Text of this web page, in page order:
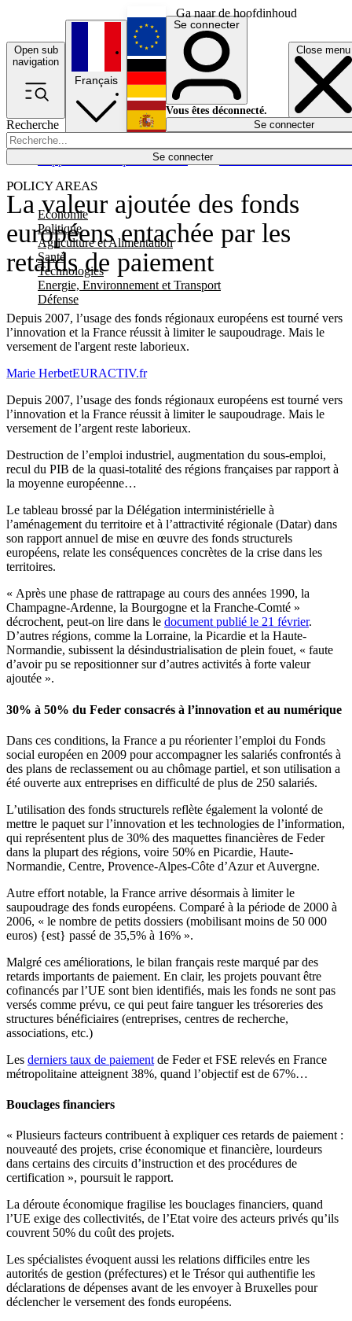
Ga naar de hoofdinhoud
Open sub
navigation
Close menu
Recherche
Se connecter
POLICY AREAS
Economie
Politique
Agriculture et Alimentation
Santé
Technologies
Energie, Environnement et Transport
Défense
Économie
Français
English
Deutsch
Español
Se connecter
Vous êtes déconnecté.
Se connecter
La valeur ajoutée des fonds
européens entachée par les
retards de paiement
Depuis 2007, l’usage des fonds régionaux européens est tourné vers
l’innovation et la France réussit à limiter le saupoudrage. Mais le
versement de l'argent reste laborieux.
Marie HerbetEURACTIV.fr
Depuis 2007, l’usage des fonds régionaux européens est tourné vers
l’innovation et la France réussit à limiter le saupoudrage. Mais le
versement de l’argent reste laborieux.
Destruction de l’emploi industriel, augmentation du sous-emploi,
recul du PIB de la quasi-totalité des régions françaises par rapport à
la moyenne européenne…
Le tableau brossé par la Délégation interministérielle à
l’aménagement du territoire et à l’attractivité régionale (Datar) dans
son rapport annuel de mise en œuvre des fonds structurels
européens, relate les conséquences concrètes de la crise dans les
territoires.
« Après une phase de rattrapage au cours des années 1990, la
Champagne-Ardenne, la Bourgogne et la Franche-Comté »
décrochent, peut-on lire dans le document publié le 21 février.
D’autres régions, comme la Lorraine, la Picardie et la Haute-
Normandie, subissent la désindustrialisation de plein fouet, « faute
d’avoir pu se repositionner sur d’autres activités à forte valeur
ajoutée ».
30% à 50% du Feder consacrés à l’innovation et au numérique
Dans ces conditions, la France a pu réorienter l’emploi du Fonds
social européen en 2009 pour accompagner les salariés confrontés à
des plans de reclassement ou au chômage partiel, et son utilisation a
été ouverte aux entreprises en difficulté de plus de 250 salariés.
L’utilisation des fonds structurels reflète également la volonté de
mettre le paquet sur l’innovation et les technologies de l’information,
qui représentent plus de 30% des maquettes financières de Feder
dans la plupart des régions, voire 50% en Picardie, Haute-
Normandie, Centre, Provence-Alpes-Côte d’Azur et Auvergne.
Autre effort notable, la France arrive désormais à limiter le
saupoudrage des fonds européens. Comparé à la période de 2000 à
2006, « le nombre de petits dossiers (mobilisant moins de 50 000
euros) {est} passé de 35,5% à 16% ».
Malgré ces améliorations, le bilan français reste marqué par des
retards importants de paiement. En clair, les projets pouvant être
cofinancés par l’UE sont bien identifiés, mais les fonds ne sont pas
versés comme prévu, ce qui peut faire tanguer les trésoreries des
structures bénéficiaires (entreprises, centres de recherche,
associations, etc.)
Les derniers taux de paiement de Feder et FSE relevés en France
métropolitaine atteignent 38%, quand l’objectif est de 67%…
Bouclages financiers
« Plusieurs facteurs contribuent à expliquer ces retards de paiement :
nouveauté des projets, crise économique et financière, lourdeurs
dans certains des circuits d’instruction et des procédures de
certification », poursuit le rapport.
La déroute économique fragilise les bouclages financiers, quand
l’UE exige des collectivités, de l’Etat voire des acteurs privés qu’ils
couvrent 50% du coût des projets.
Les spécialistes évoquent aussi les relations difficiles entre les
autorités de gestion (préfectures) et le Trésor qui authentifie les
déclarations de dépenses avant de les envoyer à Bruxelles pour
déclencher le versement des fonds européens.